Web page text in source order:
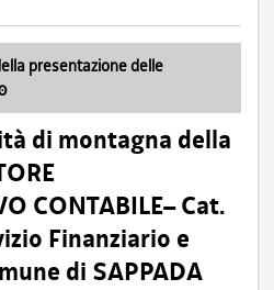
presentazione delle
di montagna della
CONTABILE– Cat.
Finanziario e
di SAPPADA